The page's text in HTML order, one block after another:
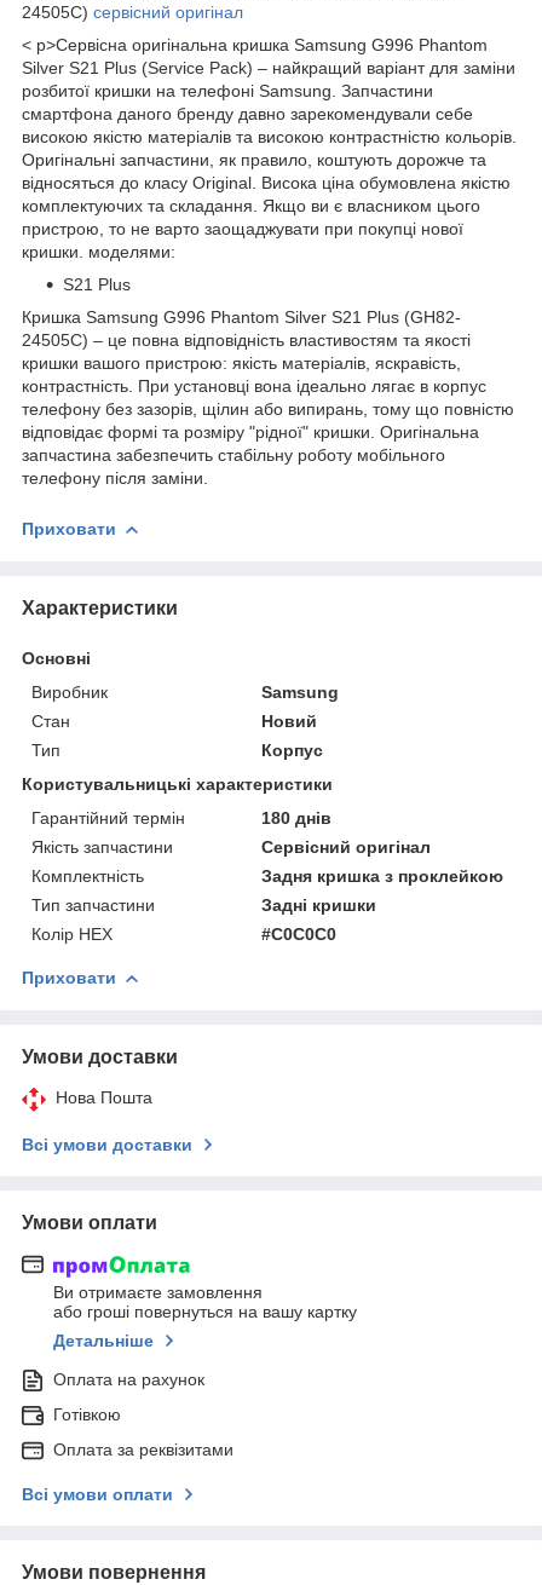
24505C) сервісний оригінал
< p>Сервісна оригінальна кришка Samsung G996 Phantom
Silver S21 Plus (Service Pack) – найкращий варіант для заміни
розбитої кришки на телефоні Samsung. Запчастини
смартфона даного бренду давно зарекомендували себе
високою якістю матеріалів та високою контрастністю кольорів.
Оригінальні запчастини, як правило, коштують дорожче та
відносяться до класу Original. Висока ціна обумовлена якістю
комплектуючих та складання. Якщо ви є власником цього
пристрою, то не варто заощаджувати при покупці нової
кришки. моделями:
S21 Plus
Кришка Samsung G996 Phantom Silver S21 Plus (GH82-
24505C) – це повна відповідність властивостям та якості
кришки вашого пристрою: якість матеріалів, яскравість,
контрастність. При установці вона ідеально лягає в корпус
телефону без зазорів, щілин або випирань, тому що повністю
відповідає формі та розміру "рідної" кришки. Оригінальна
запчастина забезпечить стабільну роботу мобільного
телефону після заміни.
Приховати
Характеристики
Основні
Виробник
Samsung
Стан
Новий
Тип
Корпус
Користувальницькі характеристики
Гарантійний термін
180 днів
Якість запчастини
Сервісний оригінал
Комплектність
Задня кришка з проклейкою
Тип запчастини
Задні кришки
Колір HEX
#C0C0C0
Приховати
Умови доставки
Нова Пошта
Всі умови доставки
Умови оплати
Ви отримаєте замовлення
або гроші повернуться на вашу картку
Детальніше
Оплата на рахунок
Готівкою
Оплата за реквізитами
Всі умови оплати
Умови повернення